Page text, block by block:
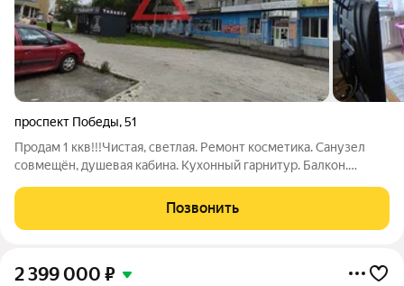
проспект Победы,51
Продам 1 ккв!!!Чистая, светлая. Ремонт косметика. Санузел
совмещён, душевая кабина. Кухонный гарнитур. Балкон.
продаже .Два взрослых собственника. Без арестов,
обременений. Любой вид оплаты.
Позвонить
2 399 000 ₽